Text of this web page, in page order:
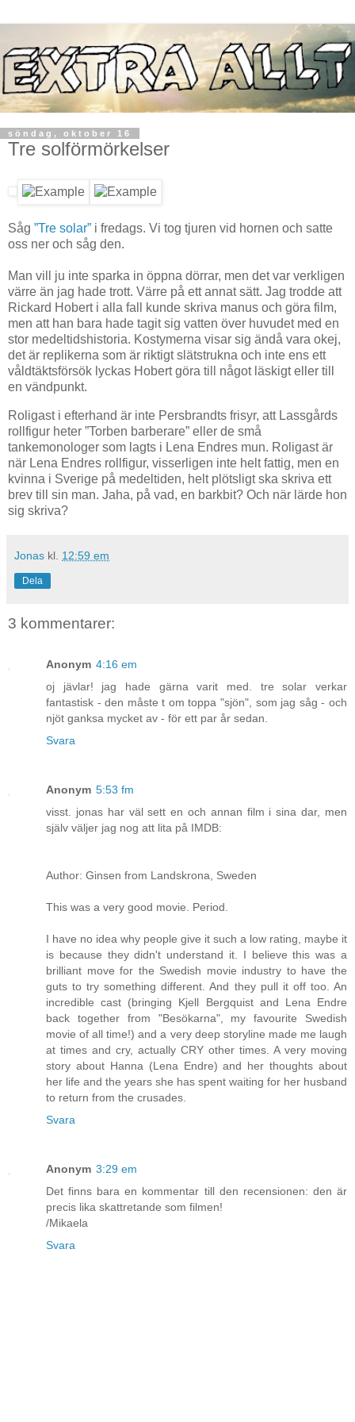
söndag, oktober 16
Tre solförmörkelser
Såg ”Tre solar” i fredags. Vi tog tjuren vid hornen och satte
oss ner och såg den.
Man vill ju inte sparka in öppna dörrar, men det var verkligen
värre än jag hade trott. Värre på ett annat sätt. Jag trodde att
Rickard Hobert i alla fall kunde skriva manus och göra film,
men att han bara hade tagit sig vatten över huvudet med en
stor medeltidshistoria. Kostymerna visar sig ändå vara okej,
det är replikerna som är riktigt slätstrukna och inte ens ett
våldtäktsförsök lyckas Hobert göra till något läskigt eller till
en vändpunkt.
Roligast i efterhand är inte Persbrandts frisyr, att Lassgårds
rollfigur heter ”Torben barberare” eller de små
tankemonologer som lagts i Lena Endres mun. Roligast är
när Lena Endres rollfigur, visserligen inte helt fattig, men en
kvinna i Sverige på medeltiden, helt plötsligt ska skriva ett
brev till sin man. Jaha, på vad, en barkbit? Och när lärde hon
sig skriva?
Jonas kl. 12:59 em
Dela
3 kommentarer:
Anonym 4:16 em
oj jävlar! jag hade gärna varit med. tre solar verkar
fantastisk - den måste t om toppa "sjön", som jag såg - och
njöt ganksa mycket av - för ett par år sedan.
Svara
Anonym 5:53 fm
visst. jonas har väl sett en och annan film i sina dar, men
själv väljer jag nog att lita på IMDB:
Author: Ginsen from Landskrona, Sweden
This was a very good movie. Period.
I have no idea why people give it such a low rating, maybe it
is because they didn't understand it. I believe this was a
brilliant move for the Swedish movie industry to have the
guts to try something different. And they pull it off too. An
incredible cast (bringing Kjell Bergquist and Lena Endre
back together from "Besökarna", my favourite Swedish
movie of all time!) and a very deep storyline made me laugh
at times and cry, actually CRY other times. A very moving
story about Hanna (Lena Endre) and her thoughts about
her life and the years she has spent waiting for her husband
to return from the crusades.
Svara
Anonym 3:29 em
Det finns bara en kommentar till den recensionen: den är
precis lika skattretande som filmen!
/Mikaela
Svara